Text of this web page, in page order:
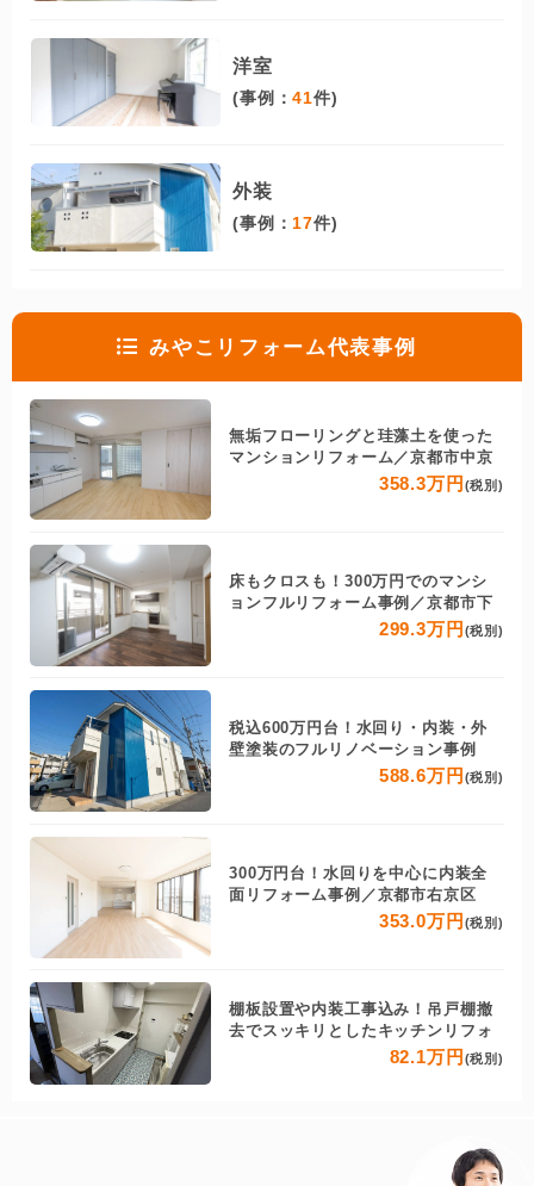
洋室
(事例：41件)
外装
(事例：17件)
みやこリフォーム代表事例
無垢フローリングと珪藻土を使った
マンションリフォーム／京都市中京
358.3万円 (税別)
床もクロスも！300万円でのマンシ
ョンフルリフォーム事例／京都市下
299.3万円 (税別)
税込600万円台！水回り・内装・外
壁塗装のフルリノベーション事例
588.6万円 (税別)
300万円台！水回りを中心に内装全
面リフォーム事例／京都市右京区
353.0万円 (税別)
棚板設置や内装工事込み！吊戸棚撤
去でスッキリとしたキッチンリフォ
82.1万円 (税別)